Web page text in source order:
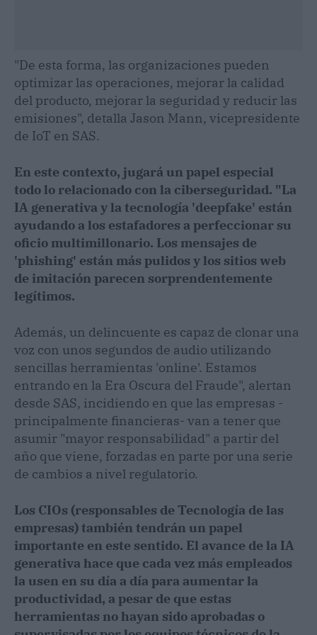
"De esta forma, las organizaciones pueden
optimizar las operaciones, mejorar la calidad
del producto, mejorar la seguridad y reducir las
emisiones", detalla Jason Mann, vicepresidente
de IoT en SAS.
En este contexto, jugará un papel especial
todo lo relacionado con la ciberseguridad. "La
IA generativa y la tecnología 'deepfake' están
ayudando a los estafadores a perfeccionar su
oficio multimillonario. Los mensajes de
'phishing' están más pulidos y los sitios web
de imitación parecen sorprendentemente
legítimos.
Además, un delincuente es capaz de clonar una
voz con unos segundos de audio utilizando
sencillas herramientas 'online'. Estamos
entrando en la Era Oscura del Fraude", alertan
desde SAS, incidiendo en que las empresas -
principalmente financieras- van a tener que
asumir "mayor responsabilidad" a partir del
año que viene, forzadas en parte por una serie
de cambios a nivel regulatorio.
Los CIOs (responsables de Tecnología de las
empresas) también tendrán un papel
importante en este sentido. El avance de la IA
generativa hace que cada vez más empleados
la usen en su día a día para aumentar la
productividad, a pesar de que estas
herramientas no hayan sido aprobadas o